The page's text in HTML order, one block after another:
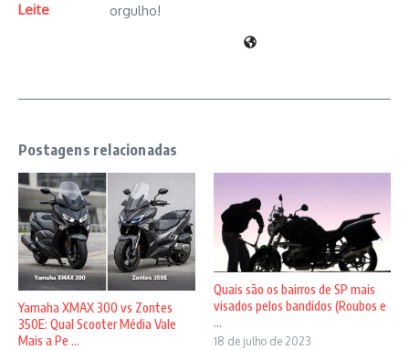
Leite
orgulho!
Postagens relacionadas
Yamaha XMAX 300 vs Zontes
350E: Qual Scooter Média Vale
Mais a Pe ...
Quais são os bairros de SP mais
visados pelos bandidos (Roubos e
...
18 de julho de 2023